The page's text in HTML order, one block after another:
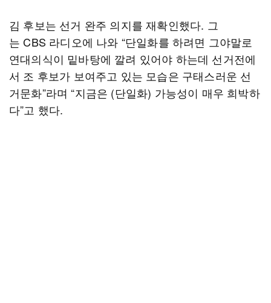
김 후보는 선거 완주 의지를 재확인했다. 그
는 CBS 라디오에 나와 “단일화를 하려면 그야말로
연대의식이 밑바탕에 깔려 있어야 하는데 선거전에
서 조 후보가 보여주고 있는 모습은 구태스러운 선
거문화”라며 “지금은 (단일화) 가능성이 매우 희박하
다”고 했다.